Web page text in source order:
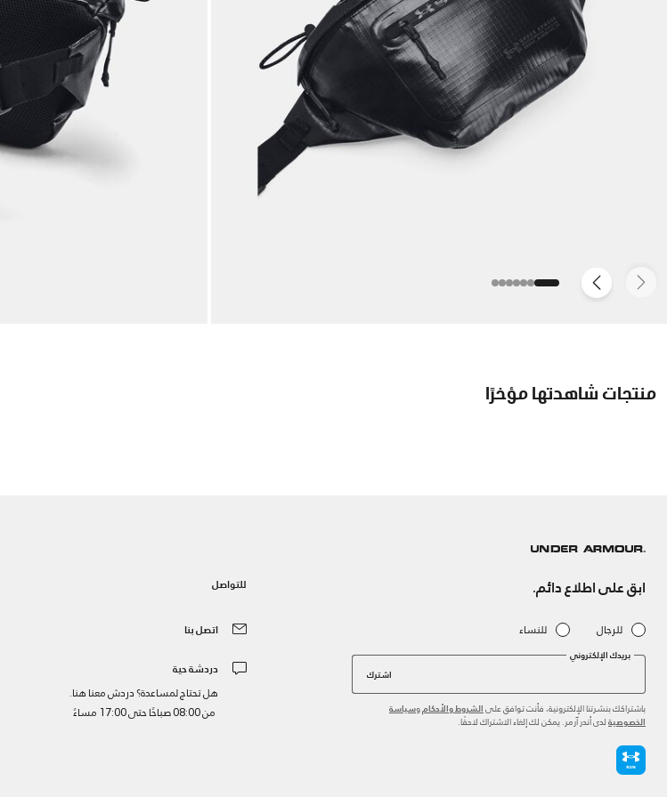
منتجات شاهدتها مؤخرًا
ابق على اطلاع دائم.
للرجال للنساء
بريدك الإلكتروني
اشترك
باشتراكك بنشرتنا الإلكترونية، فأنت توافق على الشروط والأحكام وسياسة
الخصوصية لدى أندر آرمر. يمكن لك إلغاء الاشتراك لاحقًا.
للتواصل
اتصل بنا
دردشة حية
هل تحتاج لمساعدة؟ دردش معنا هنا.
من 08:00 صباحًا حتى 17:00 مساءً